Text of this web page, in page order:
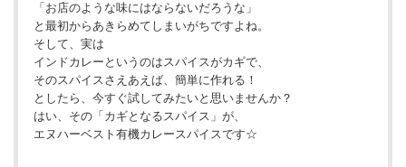
「お店のような味にはならないだろうな」
と最初からあきらめてしまいがちですよね。
そして、実は
インドカレーというのはスパイスがカギで、
そのスパイスさえあえば、簡単に作れる！
としたら、今すぐ試してみたいと思いませんか？
はい、その「カギとなるスパイス」が、
エヌハーベスト有機カレースパイスです☆